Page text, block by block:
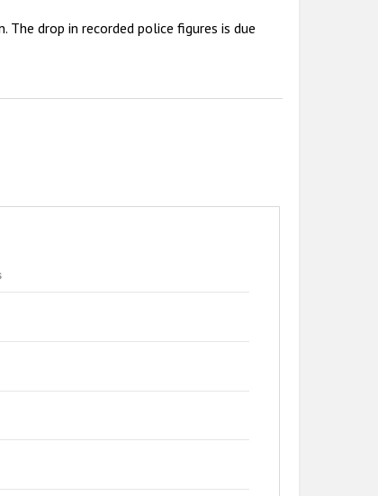
drop in recorded police figures is due